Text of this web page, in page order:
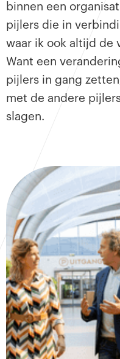
binnen een
pijlers die in
waar ik ook altijd de
Want een
pijlers in gang
met de andere
slagen.